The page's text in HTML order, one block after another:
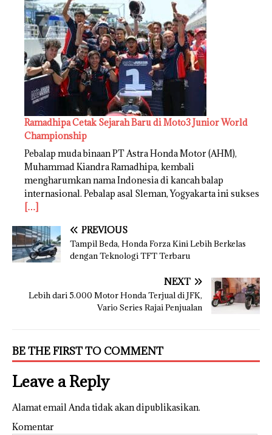
Ramadhipa Cetak Sejarah Baru di Moto3 Junior World
Championship
Pebalap muda binaan PT Astra Honda Motor (AHM),
Muhammad Kiandra Ramadhipa, kembali
mengharumkan nama Indonesia di kancah balap
internasional. Pebalap asal Sleman, Yogyakarta ini sukses
[…]
PREVIOUS
Tampil Beda, Honda Forza Kini Lebih Berkelas
dengan Teknologi TFT Terbaru
NEXT
Lebih dari 5.000 Motor Honda Terjual di JFK,
Vario Series Rajai Penjualan
BE THE FIRST TO COMMENT
Leave a Reply
Alamat email Anda tidak akan dipublikasikan.
Komentar